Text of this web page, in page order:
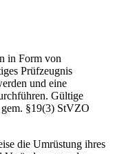
in Form von
Prüfzeugnis
und eine
Gültige
§19(3) StVZO
die Umrüstung ihres